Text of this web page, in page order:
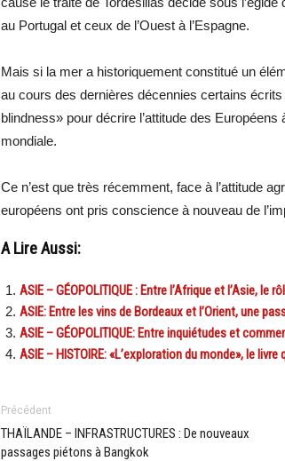
au Portugal et ceux de l’Ouest à l’Espagne.
Mais si la mer a historiquement constitué un
au cours des dernières décennies certains
blindness» pour décrire l’attitude des
mondiale.
Ce n’est que très récemment, face à l’attitude
européens ont pris conscience à nouveau de
A Lire Aussi:
ASIE – GÉOPOLITIQUE : Entre l’Afrique et l’Asie, le
ASIE: Entre les vins de Bordeaux et l’Orient, une
ASIE – GÉOPOLITIQUE: Entre inquiétudes et
ASIE – HISTOIRE: «L’exploration du monde», le
Précédent
THAÏLANDE – INFRASTRUCTURES : De nouveaux
passages piétons à Bangkok